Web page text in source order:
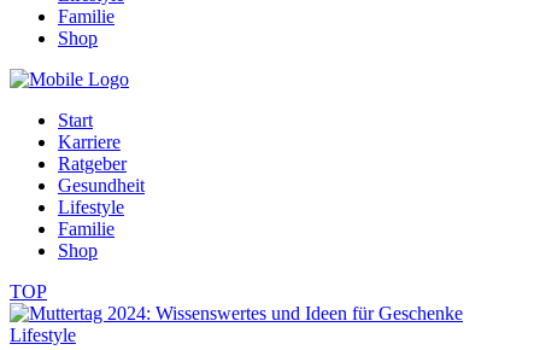
Familie
Shop
Start
Karriere
Ratgeber
Gesundheit
Lifestyle
Familie
Shop
TOP
Lifestyle